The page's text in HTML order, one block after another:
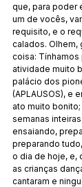
que, para poder
um de vocês,
requisito, e o
calados. Olhem,
coisa:
atividade muito
palácio dos
(APLAUSOS), e
ato muito
semanas
ensaiando,
preparando
o dia de hoje, e,
as crianças
cantaram e